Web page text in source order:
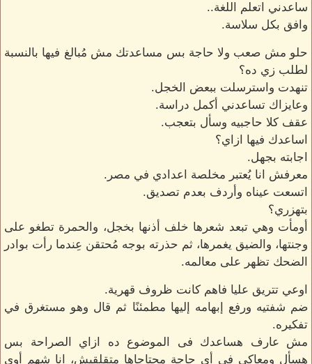
ساعدني اتعلم اللغة..
وافق بكل سلاسة.
حلو مش صعب ولا حاجة بس مساعدتك مش مُبالغ فيها بالنسبة
لطلب زي ده؟
تنهدت واسترسلت ببعض الخجل.
وعايزاك تساعدني أكمل دراسة.
عقف كلا حاجبيه وسأل بتعجب.
اساعدك فيها ازاي؟
اجابته بجهل.
معرفش انا يُعتبر مخلصة اعدادي في مصر.
اتسعت عيناه وأردف بعدم تصديق.
بتهزري؟
أومأت وهي تبعد شعرها خلف أذنها بخجل، والحمرة تطغو على
وجنتها، والضيق يغمرها، ثم حذرته بوجه مُحتقن عِندما رأت بوادر
الضحك تظهر على معالمه.
اوعي تتريق عليا فاهم كانت ظروف قهرية.
ضم شفتيه ورفع إبهامه إليها مطمئنًا ثم قال وهو مستغرق في
تفكيره.
مش عارف هساعدك فى الموضوع ده ازاي الصراحة بس
هسأل ومعاكي في أي حاجة محتاجاها متقلقيش، انا شهم أوي